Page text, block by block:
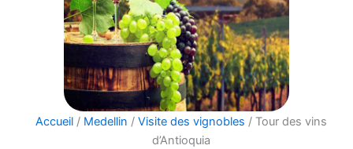
Accueil / Medellin /Visite des vignobles / Tour des vins
d’Antioquia